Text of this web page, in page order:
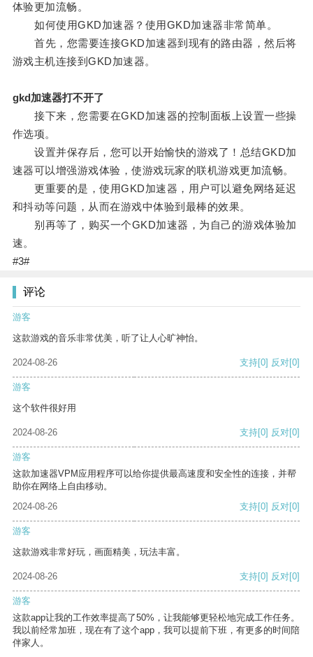
体验更加流畅。
如何使用GKD加速器？使用GKD加速器非常简单。
首先，您需要连接GKD加速器到现有的路由器，然后将
游戏主机连接到GKD加速器。
gkd加速器打不开了
接下来，您需要在GKD加速器的控制面板上设置一些操
作选项。
设置并保存后，您可以开始愉快的游戏了！总结GKD加
速器可以增强游戏体验，使游戏玩家的联机游戏更加流畅。
更重要的是，使用GKD加速器，用户可以避免网络延迟
和抖动等问题，从而在游戏中体验到最棒的效果。
别再等了，购买一个GKD加速器，为自己的游戏体验加
速。
#3#
评论
游客
这款游戏的音乐非常优美，听了让人心旷神怡。
2024-08-26 支持[0] 反对[0]
游客
这个软件很好用
2024-08-26 支持[0] 反对[0]
游客
这款加速器VPM应用程序可以给你提供最高速度和安全性的连接，并帮
助你在网络上自由移动。
2024-08-26
支持[0] 反对[0]
游客
这款游戏非常好玩，画面精美，玩法丰富。
2024-08-26 支持[0] 反对[0]
游客
这款app让我的工作效率提高了50%，让我能够更轻松地完成工作任务。
我以前经常加班，现在有了这个app，我可以提前下班，有更多的时间陪
伴家人。